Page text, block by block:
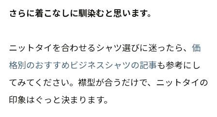
さらに着こなしに馴染むと思います。
ニットタイを合わせるシャツ選びに迷ったら、 価
格別のおすすめビジネスシャツの記事も参考にし
てみてください。襟型が合うだけで、ニットタイの
印象はぐっと決まります。